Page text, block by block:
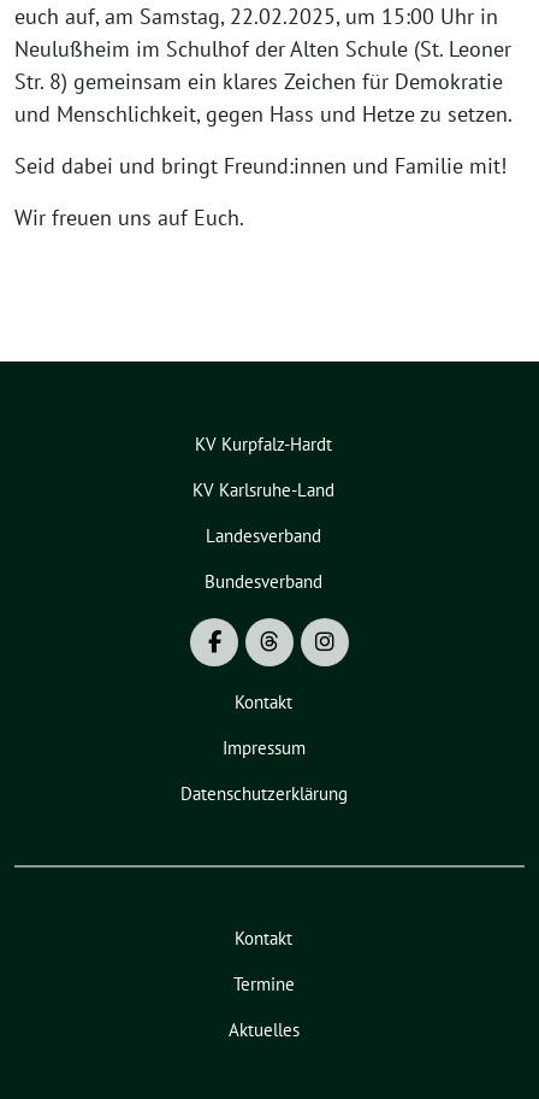
euch auf, am Samstag, 22.02.2025, um 15:00 Uhr in
Neulußheim im Schulhof der Alten Schule (St. Leoner
Str. 8) gemeinsam ein klares Zeichen für Demokratie
und Menschlichkeit, gegen Hass und Hetze zu setzen.
Seid dabei und bringt Freund:innen und Familie mit!
Wir freuen uns auf Euch.
KV Kurpfalz-Hardt
KV Karlsruhe-Land
Landesverband
Bundesverband
Kontakt
Impressum
Datenschutzerklärung
Kontakt
Termine
Aktuelles